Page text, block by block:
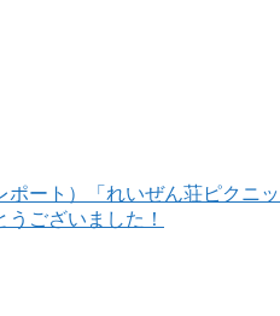
ポート）「れいぜん荘ピクニ
ございました！